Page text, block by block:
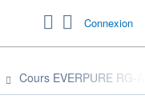
Connexion
Cours EVERPURE RG-A